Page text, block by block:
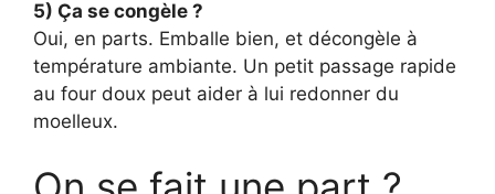
5) Ça se congèle ?
Oui, en parts. Emballe bien, et décongèle à
température ambiante. Un petit passage rapide
au four doux peut aider à lui redonner du
moelleux.